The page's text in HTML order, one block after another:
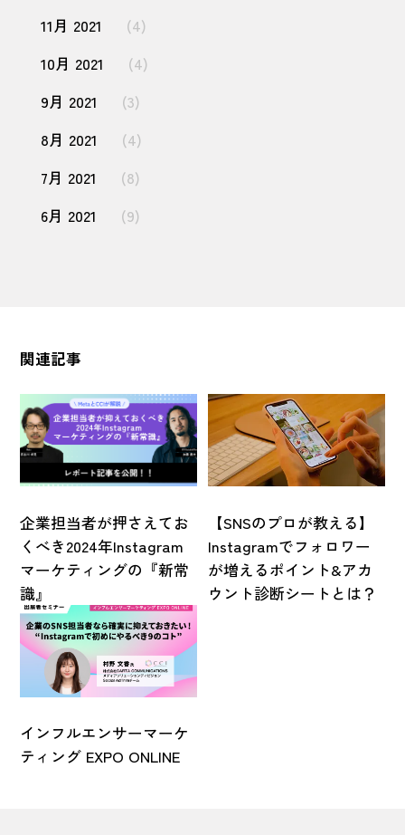
11月 2021
(4)
10月 2021
(4)
9月 2021
(3)
8月 2021
(4)
7月 2021
(8)
6月 2021
(9)
関連記事
企業担当者が押さえてお
くべき2024年Instagram
マーケティングの『新常
識』
【SNSのプロが教える】
Instagramでフォロワー
が増えるポイント&アカ
ウント診断シートとは？
インフルエンサーマーケ
ティング EXPO ONLINE